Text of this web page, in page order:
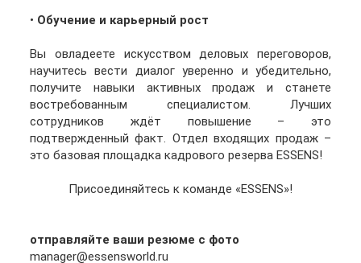
• Обучение и карьерный рост
Вы овладеете искусством деловых переговоров,
научитесь вести диалог уверенно и убедительно,
получите навыки активных продаж и станете
востребованным специалистом. Лучших
сотрудников ждёт повышение – это
подтвержденный факт. Отдел входящих продаж –
это базовая площадка кадрового резерва ESSENS!
Присоединяйтесь к команде «ESSENS»!
отправляйте ваши резюме с фото
manager@essensworld.ru